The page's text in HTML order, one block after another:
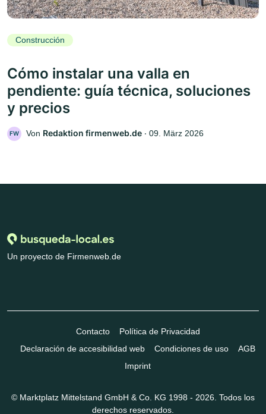
Construcción
Cómo instalar una valla en
pendiente: guía técnica, soluciones
y precios
FW Von Redaktion firmenweb.de ‧ 09. März 2026
Un proyecto de Firmenweb.de
Contacto
Política de Privacidad
Declaración de accesibilidad web
Condiciones de uso
AGB
Imprint
© Marktplatz Mittelstand GmbH & Co. KG 1998 - 2026. Todos los
derechos reservados.